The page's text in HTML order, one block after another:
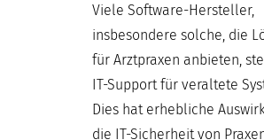
Viele Software-Hersteller,
insbesondere solche, die
für Arztpraxen anbieten,
IT-Support für veraltete
Dies hat erhebliche
die IT-Sicherheit von